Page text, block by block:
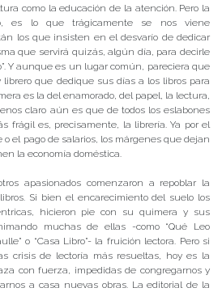
como la educación de la atención. Pero la
es lo que trágicamente se nos viene
los que insisten en el desvarío de dedicar
que servirá quizás, algún día, para decirle
Y aunque es un lugar común, pareciera que
librero que dedique sus días a los libros para
es la del enamorado, del papel, la lectura,
claro aún es que de todos los eslabones
frágil es, precisamente, la librería. Ya por el
o el pago de salarios, los márgenes que dejan
la economía doméstica.
apasionados comenzaron a repoblar la
Si bien el encarecimiento del suelo los
hicieron pie con su quimera y sus
muchas de ellas -como “Qué Leo
o “Casa Libro”- la fruición lectora. Pero si
crisis de lectoría más resueltas, hoy es la
con fuerza, impedidas de congregarnos y
a casa nuevas obras. La editorial de la